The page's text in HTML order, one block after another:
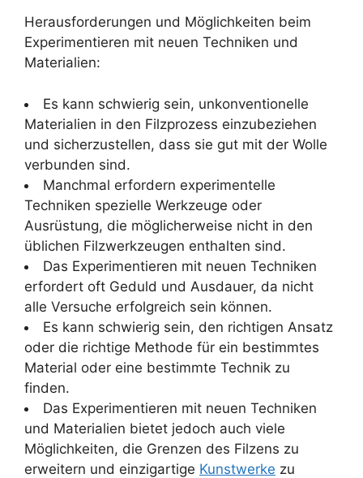
Herausforderungen und Möglichkeiten beim
Experimentieren mit neuen Techniken und
Materialien:
Es kann schwierig sein, unkonventionelle
Materialien in den Filzprozess einzubeziehen
und sicherzustellen, dass sie gut mit der Wolle
verbunden sind.
Manchmal erfordern experimentelle
Techniken spezielle Werkzeuge oder
Ausrüstung, die möglicherweise nicht in den
üblichen Filzwerkzeugen enthalten sind.
Das Experimentieren mit neuen Techniken
erfordert oft Geduld und Ausdauer, da nicht
alle Versuche erfolgreich sein können.
Es kann schwierig sein, den richtigen Ansatz
oder die richtige Methode für ein bestimmtes
Material oder eine bestimmte Technik zu
finden.
Das Experimentieren mit neuen Techniken
und Materialien bietet jedoch auch viele
Möglichkeiten, die Grenzen des Filzens zu
erweitern und einzigartige Kunstwerke zu